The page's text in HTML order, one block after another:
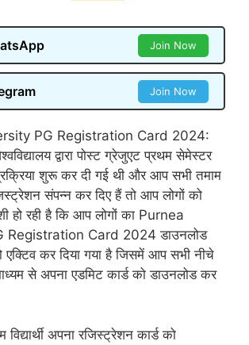
Join Now
Join Now
PG Registration Card 2024:
द्वारा पोस्ट ग्रेजुएट प्रथम सेमेस्टर
शुरू कर दी गई थी और आप सभी तमाम
संपन्न कर दिए हैं तो आप लोगों को
हो रही है कि आप लोगों का Purnea
Registration Card 2024 डाउनलोड
कर दिया गया है जिसमें आप सभी नीचे
से अपना एडमिट कार्ड को डाउनलोड कर
अपना रजिस्ट्रेशन कार्ड को